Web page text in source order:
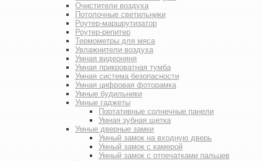
Очистители воздуха
Потолочные светильники
Роутер-маршрутизатор
Роутер-репитер
Термометры для мяса
Увлажнители воздуха
Умная видеоняня
Умная прикроватная тумба
Умная система безопасности
Умная цифровая фоторамка
Умные будильники
Умные гаджеты
Портативные солнечные панели
Умная зубная щетка
Умные дверные замки
Умный замок на входную дверь
Умный замок с камерой
Умный замок с отпечатками пальцев